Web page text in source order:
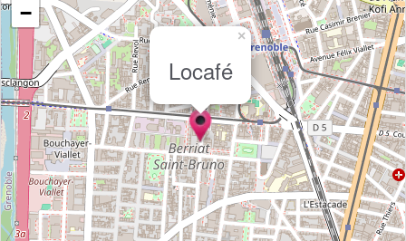
Locafé
×
−